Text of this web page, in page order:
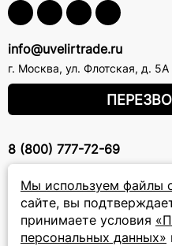
Мы используем файлы
сайте, вы
принимаете условия
персональных данных»
info@uvelirtrade.ru
г. Москва, ул. Флотская, д. 5А
8 (800) 777-72-69
прием звонков:
ПОДПИСКА НА РАССЫЛКУ